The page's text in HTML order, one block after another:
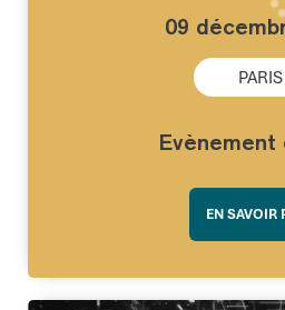
09
PARIS
Evènement
EN SAVOIR